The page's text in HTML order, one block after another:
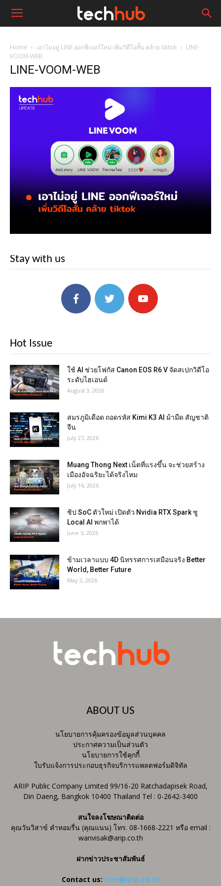
Home เอาไม่อยู่ LINE ออกฟีเจอร์ใหม่ เพิ่มวิดีโอสั้น คล้าย tiktok
LINE-
VOOM-WEB
LINE-VOOM-WEB
Stay with us
Hot Issue
ใช้ AI ช่วยโฟกัส Canon EOS R6 V จัดสเปกวิดีโอ
ระดับไฮเอนด์
August 3, 2026
สมรภูมิเดือด ถอดรหัส Kimi K3 AI ม้ามืด สัญชาติ
จีน
July 27, 2026
Muang Thong Next เน็ตที่แรงขึ้น จะช่วยสร้าง
เมืองอัจฉริยะได้จริงไหม
July 16, 2026
ชิป SoC ตัวใหม่ เปิดตัว Nvidia RTX Spark ชู
Local AI พกพาได้
June 5, 2026
ข้ามเวลาแบบ 4D นิทรรศการเสมือนจริง Better
World, Better Future
May 2, 2026
ABOUT US
นโยบายการคุ้มครองข้อมูลส่วนบุคคล
ประกาศความเป็นส่วนตัว
นโยบายการใช้คุกกี้
ใบรับแจ้งการประกอบธุรกิจบริการแพลตฟอร์มดิจิทัล
ARIP Public Company Limited 99/16-20 Ratchadapisek Road,
Din Daeng, Bangkok 10400 Thailand Tel : 0-2642-3400
สนใจลงโฆษณาติดต่อ
คุณวันวิสาข์ คำหอมรื่น (คุณแนน) โทร. 08-1668-2221 หรือ email :
wanvisak@arip.co.th
ฝากข่าวประชาสัมพันธ์
Contact us: ctm@arip.co.th